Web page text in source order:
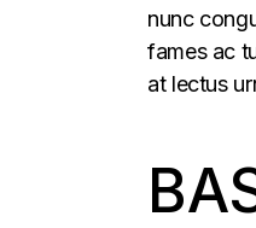
nunc
fames ac
at lectus